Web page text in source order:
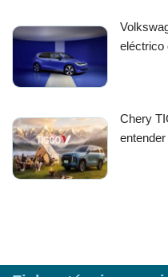
eléctrico
Chery